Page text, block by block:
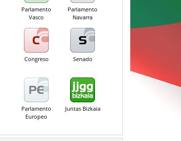
Parlamento
Vasco
Parlamento
Navarra
Congreso Senado
Parlamento
Europeo
Juntas Bizkaia